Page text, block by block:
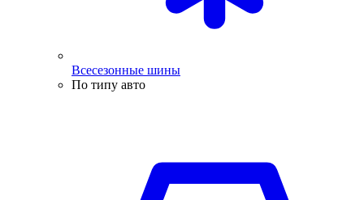
Всесезонные шины
По типу авто